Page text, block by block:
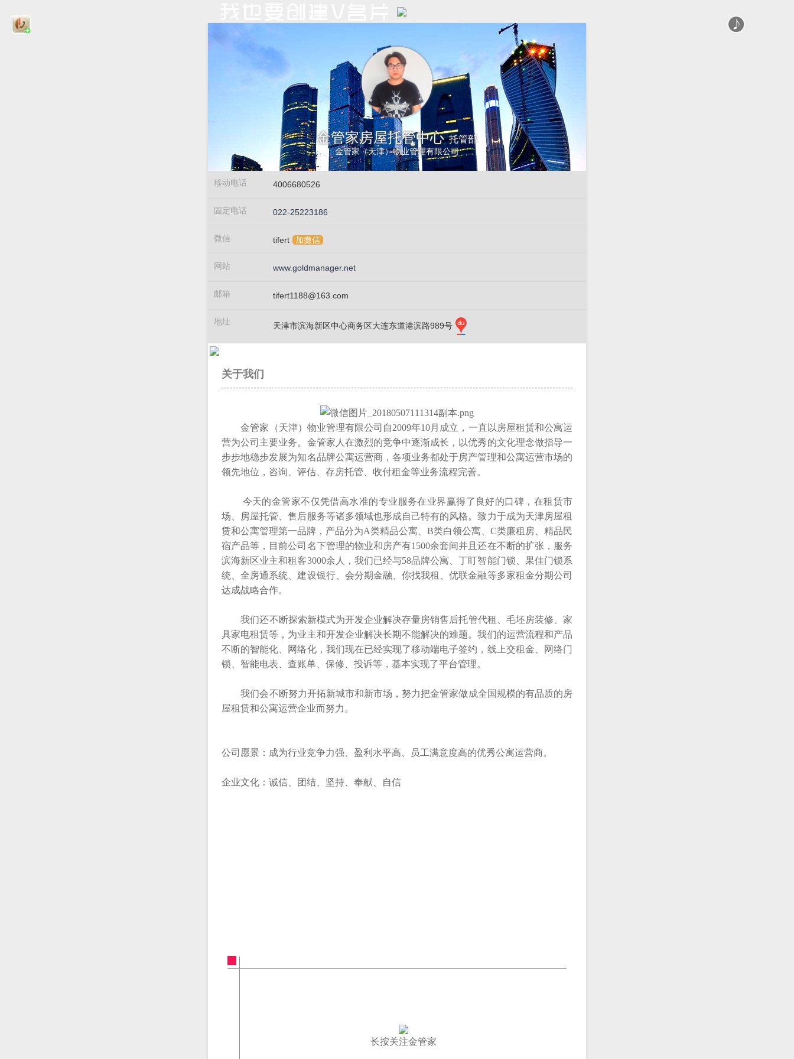
金管家房屋托管中心 托管部
金管家（天津）物业管理有限公司
移动电话 4006680526
固定电话 022-25223186
微信 tifert 加微信
网站 www.goldmanager.net
邮箱 tifert1188@163.com
地址 天津市滨海新区中心商务区大连东道港滨路989号
关于我们
金管家（天津）物业管理有限公司自2009年10月成立，一直以房屋租赁和公寓运
营为公司主要业务。金管家人在激烈的竞争中逐渐成长，以优秀的文化理念做指导一
步步地稳步发展为知名品牌公寓运营商，各项业务都处于房产管理和公寓运营市场的
领先地位，咨询、评估、存房托管、收付租金等业务流程完善。
今天的金管家不仅凭借高水准的专业服务在业界赢得了良好的口碑，在租赁市
场、房屋托管、售后服务等诸多领域也形成自己特有的风格。致力于成为天津房屋租
赁和公寓管理第一品牌，产品分为A类精品公寓、B类白领公寓、C类廉租房、精品民
宿产品等，目前公司名下管理的物业和房产有1500余套间并且还在不断的扩张，服务
滨海新区业主和租客3000余人，我们已经与58品牌公寓、丁盯智能门锁、果佳门锁系
统、全房通系统、建设银行、会分期金融、你找我租、优联金融等多家租金分期公司
达成战略合作。
我们还不断探索新模式为开发企业解决存量房销售后托管代租、毛坯房装修、家
具家电租赁等，为业主和开发企业解决长期不能解决的难题。我们的运营流程和产品
不断的智能化、网络化，我们现在已经实现了移动端电子签约，线上交租金、网络门
锁、智能电表、查账单、保修、投诉等，基本实现了平台管理。
我们会不断努力开拓新城市和新市场，努力把金管家做成全国规模的有品质的房
屋租赁和公寓运营企业而努力。
公司愿景：成为行业竞争力强、盈利水平高、员工满意度高的优秀公寓运营商。
企业文化：诚信、团结、坚持、奉献、自信
长按关注金管家